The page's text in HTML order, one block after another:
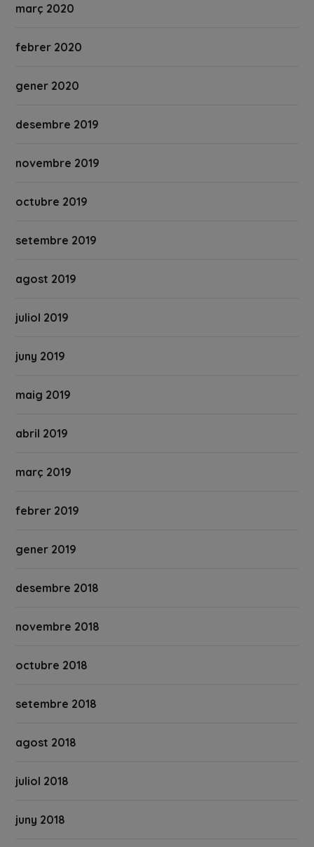
març 2020
febrer 2020
gener 2020
desembre 2019
novembre 2019
octubre 2019
setembre 2019
agost 2019
juliol 2019
juny 2019
maig 2019
abril 2019
març 2019
febrer 2019
gener 2019
desembre 2018
novembre 2018
octubre 2018
setembre 2018
agost 2018
juliol 2018
juny 2018